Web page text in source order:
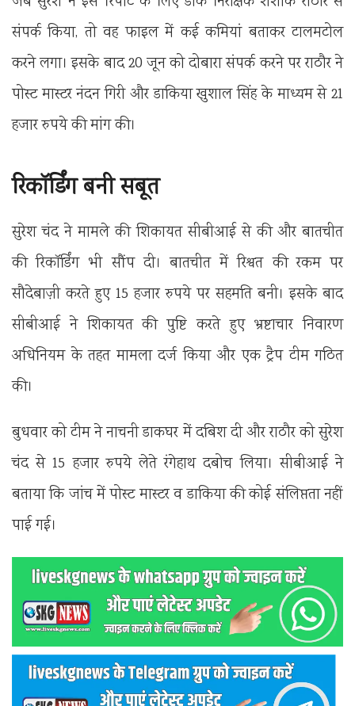
संपर्क किया, तो वह फाइल में कई कमियां बताकर टालमटोल
करने लगा। इसके बाद 20 जून को दोबारा संपर्क करने पर राठौर ने
पोस्ट मास्टर नंदन गिरी और डाकिया खुशाल सिंह के माध्यम से 21
हजार रुपये की मांग की।
रिकॉर्डिंग बनी सबूत
सुरेश चंद ने मामले की शिकायत सीबीआई से की और बातचीत
की रिकॉर्डिंग भी सौंप दी। बातचीत में रिश्वत की रकम पर
सौदेबाज़ी करते हुए 15 हजार रुपये पर सहमति बनी। इसके बाद
सीबीआई ने शिकायत की पुष्टि करते हुए भ्रष्टाचार निवारण
अधिनियम के तहत मामला दर्ज किया और एक ट्रैप टीम गठित
की।
बुधवार को टीम ने नाचनी डाकघर में दबिश दी और राठौर को सुरेश
चंद से 15 हजार रुपये लेते रंगेहाथ दबोच लिया। सीबीआई ने
बताया कि जांच में पोस्ट मास्टर व डाकिया की कोई संलिप्तता नहीं
पाई गई।